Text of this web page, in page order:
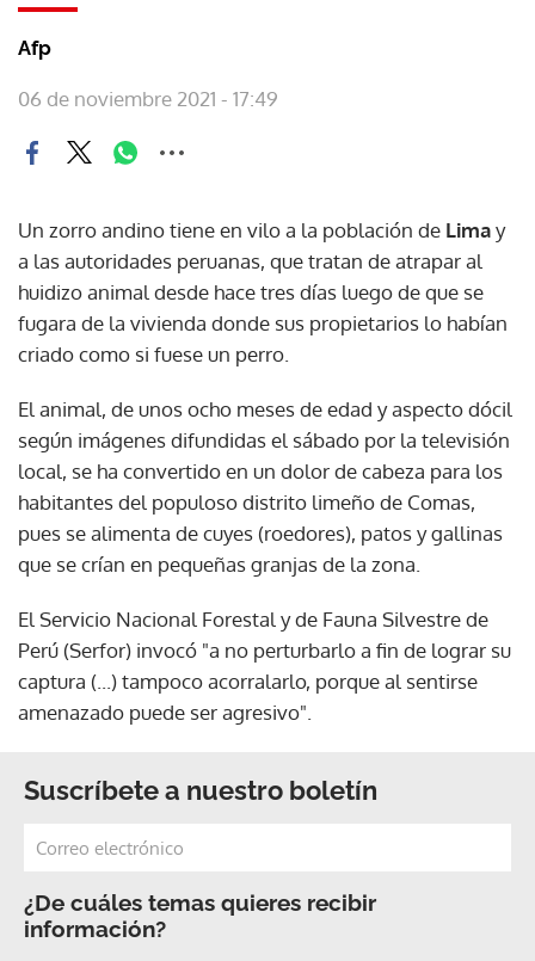
Afp
06 de noviembre 2021 - 17:49
Un zorro andino tiene en vilo a la población de Limay
a las autoridades peruanas, que tratan de atrapar al
huidizo animal desde hace tres días luego de que se
fugara de la vivienda donde sus propietarios lo habían
criado como si fuese un perro.
El animal, de unos ocho meses de edad y aspecto dócil
según imágenes difundidas el sábado por la televisión
local, se ha convertido en un dolor de cabeza para los
habitantes del populoso distrito limeño de Comas,
pues se alimenta de cuyes (roedores), patos y gallinas
que se crían en pequeñas granjas de la zona.
El Servicio Nacional Forestal y de Fauna Silvestre de
Perú (Serfor) invocó "a no perturbarlo a fin de lograr su
captura (...) tampoco acorralarlo, porque al sentirse
amenazado puede ser agresivo".
Suscríbete a nuestro boletín
¿De cuáles temas quieres recibir
información?